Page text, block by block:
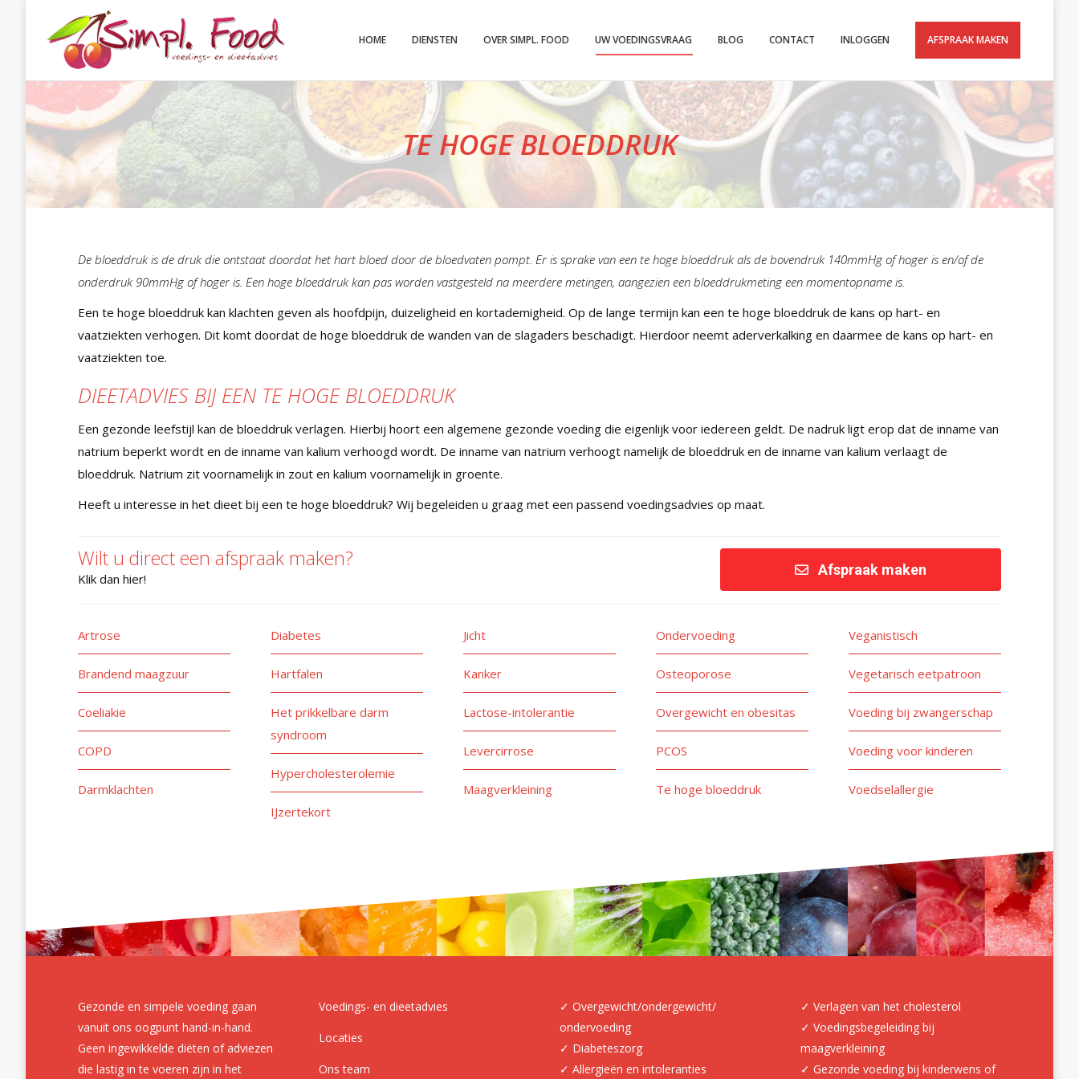
HOME DIENSTEN OVER SIMPL. FOOD UW VOEDINGSVRAAG BLOG CONTACT INLOGGEN AFSPRAAK MAKEN
TE HOGE BLOEDDRUK
De bloeddruk is de druk die ontstaat doordat het hart bloed door de bloedvaten pompt. Er is sprake van een te hoge bloeddruk als de bovendruk 140mmHg of hoger is en/of de
onderdruk 90mmHg of hoger is. Een hoge bloeddruk kan pas worden vastgesteld na meerdere metingen, aangezien een bloeddrukmeting een momentopname is.
Een te hoge bloeddruk kan klachten geven als hoofdpijn, duizeligheid en kortademigheid. Op de lange termijn kan een te hoge bloeddruk de kans op hart- en
vaatziekten verhogen. Dit komt doordat de hoge bloeddruk de wanden van de slagaders beschadigt. Hierdoor neemt aderverkalking en daarmee de kans op hart- en
vaatziekten toe.
DIEETADVIES BIJ EEN TE HOGE BLOEDDRUK
Een gezonde leefstijl kan de bloeddruk verlagen. Hierbij hoort een algemene gezonde voeding die eigenlijk voor iedereen geldt. De nadruk ligt erop dat de inname van
natrium beperkt wordt en de inname van kalium verhoogd wordt. De inname van natrium verhoogt namelijk de bloeddruk en de inname van kalium verlaagt de
bloeddruk. Natrium zit voornamelijk in zout en kalium voornamelijk in groente.
Heeft u interesse in het dieet bij een te hoge bloeddruk? Wij begeleiden u graag met een passend voedingsadvies op maat.
Wilt u direct een afspraak maken?
Klik dan hier!
Afspraak maken
Artrose
Brandend maagzuur
Coeliakie
COPD
Darmklachten
Diabetes
Hartfalen
Het prikkelbare darm
syndroom
Hypercholesterolemie
IJzertekort
Jicht
Kanker
Lactose-intolerantie
Levercirrose
Maagverkleining
Ondervoeding
Osteoporose
Overgewicht en obesitas
PCOS
Te hoge bloeddruk
Veganistisch
Vegetarisch eetpatroon
Voeding bij zwangerschap
Voeding voor kinderen
Voedselallergie
Gezonde en simpele voeding gaan
vanuit ons oogpunt hand-in-hand.
Geen ingewikkelde diëten of adviezen
die lastig in te voeren zijn in het
Voedings- en dieetadvies
Locaties
Ons team
✓ Overgewicht/ondergewicht/
ondervoeding
✓ Diabeteszorg
✓ Allergieën en intoleranties
✓ Verlagen van het cholesterol
✓ Voedingsbegeleiding bij
maagverkleining
✓ Gezonde voeding bij kinderwens of